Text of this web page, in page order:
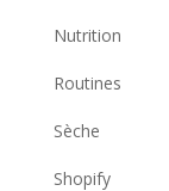
Nutrition
Routines
Sèche
Shopify